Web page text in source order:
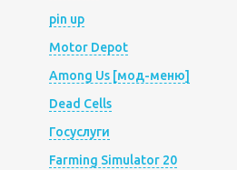
pin up
Motor Depot
Among Us [мод-меню]
Dead Cells
Госуслуги
Farming Simulator 20